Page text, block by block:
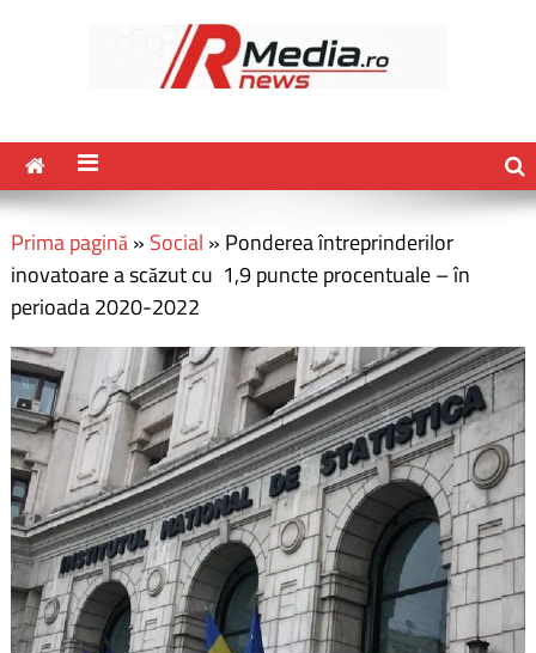
Prima pagină» Social » Ponderea întreprinderilor
inovatoare a scăzut cu 1,9 puncte procentuale – în
perioada 2020-2022